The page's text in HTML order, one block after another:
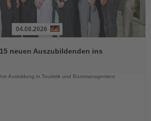
04.08.2026
neuen Auszubildenden ins
Ausbildung in Touristik und Büromanagement